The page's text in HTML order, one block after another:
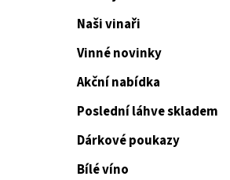
Naši vinaři
Vinné novinky
Akční nabídka
Poslední láhve skladem
Dárkové poukazy
Bílé víno